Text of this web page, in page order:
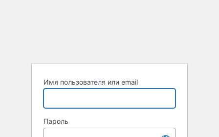
Имя пользователя или email
Пароль